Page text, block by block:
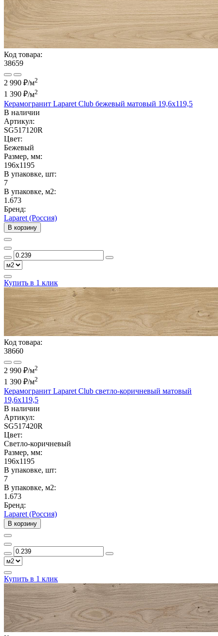
Код товара:
38659
2 990 ₽/м2
1 390 ₽/м2
Керамогранит Laparet Club бежевый матовый 19,6x119,5
В наличии
Артикул:
SG517120R
Цвет:
Бежевый
Размер, мм:
196x1195
В упаковке, шт:
7
В упаковке, м2:
1.673
Бренд:
Laparet (Россия)
В корзину
Купить в 1 клик
Код товара:
38660
2 990 ₽/м2
1 390 ₽/м2
Керамогранит Laparet Club светло-коричневый матовый
19,6x119,5
В наличии
Артикул:
SG517420R
Цвет:
Светло-коричневый
Размер, мм:
196x1195
В упаковке, шт:
7
В упаковке, м2:
1.673
Бренд:
Laparet (Россия)
В корзину
Купить в 1 клик